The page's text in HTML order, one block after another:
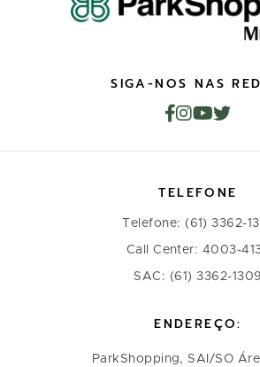
SIGA-NOS NAS
TELEFONE
Telefone: (61) 3362-
Call Center: 4003-
SAC: (61) 3362-1309
ENDEREÇO:
ParkShopping, SAI/SO